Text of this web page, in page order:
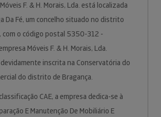
F. & H. Morais, Lda. está localizada
Da Fé, um concelho situado no distrito
com o código postal 5350-312 -
Móveis F. & H. Morais, Lda.
inscrita na Conservatória do
do distrito de Bragança.
CAE, a empresa dedica-se à
E Manutenção De Mobiliário E